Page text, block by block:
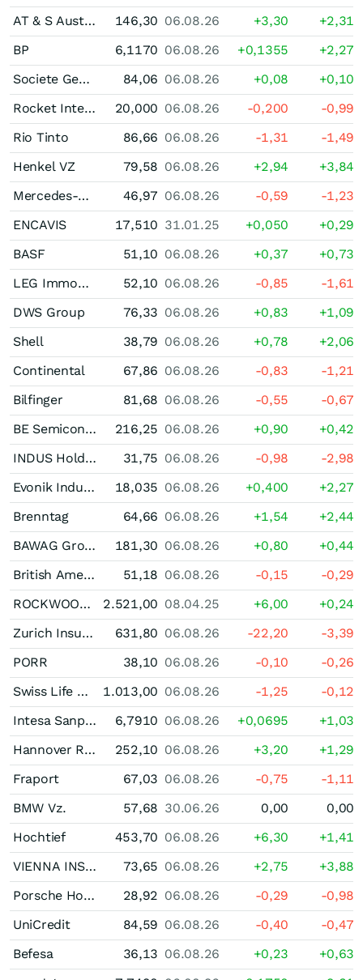
AT & S Austria Technologie & Systemtechnik
146,30 06.08.26 +3,30
+2,31
BP
6,1170 06.08.26 +0,1355
+2,27
Societe Generale
84,06 06.08.26 +0,08
+0,10
Rocket Internet
20,000 06.08.26 -0,200
-0,99
Rio Tinto
86,66 06.08.26 -1,31
-1,49
Henkel VZ
79,58 06.08.26 +2,94
+3,84
Mercedes-Benz Group
46,97 06.08.26 -0,59
-1,23
ENCAVIS
17,510 31.01.25 +0,050
+0,29
BASF
51,10 06.08.26 +0,37
+0,73
LEG Immobilien
52,10 06.08.26 -0,85
-1,61
DWS Group
76,33 06.08.26 +0,83
+1,09
Shell
38,79 06.08.26 +0,78
+2,06
Continental
67,86 06.08.26 -0,83
-1,21
Bilfinger
81,68 06.08.26 -0,55
-0,67
BE Semiconductor Industries
216,25 06.08.26 +0,90
+0,42
INDUS Holding
31,75 06.08.26 -0,98
-2,98
Evonik Industries
18,035 06.08.26 +0,400
+2,27
Brenntag
64,66 06.08.26 +1,54
+2,44
BAWAG Group
181,30 06.08.26 +0,80
+0,44
British American Tobacco
51,18 06.08.26 -0,15
-0,29
ROCKWOOL Bearer and/or registered (A)
2.521,00 08.04.25 +6,00
+0,24
Zurich Insurance Group
631,80 06.08.26 -22,20
-3,39
PORR
38,10 06.08.26 -0,10
-0,26
Swiss Life Holding
1.013,00 06.08.26 -1,25
-0,12
Intesa Sanpaolo
6,7910 06.08.26 +0,0695
+1,03
Hannover Rueck
252,10 06.08.26 +3,20
+1,29
Fraport
67,03 06.08.26 -0,75
-1,11
BMW Vz.
57,68 30.06.26 0,00
0,00
Hochtief
453,70 06.08.26 +6,30
+1,41
VIENNA INSURANCE GROUP Wiener Versicherung Gruppe
73,65 06.08.26 +2,75
+3,88
Porsche Holding SE
28,92 06.08.26 -0,29
-0,98
UniCredit
84,59 06.08.26 -0,40
-0,47
Befesa
36,13 06.08.26 +0,23
+0,63